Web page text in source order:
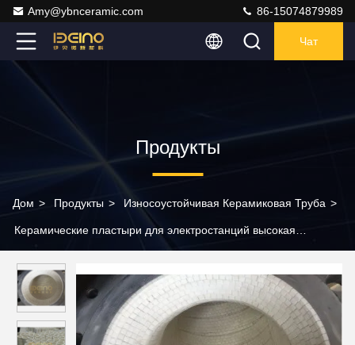
Amy@ybnceramic.com 86-15074879989
Чат
Продукты
Дом > Продукты > Износоустойчивая Керамиковая Труба >
Керамические пластыри для электростанций высокая
транспортировки электростанций